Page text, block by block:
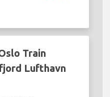
Train
Lufthavn